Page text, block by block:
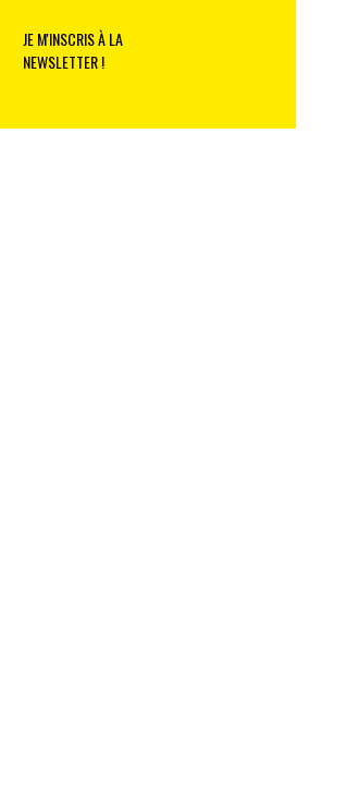
JE M'INSCRIS À LA
NEWSLETTER !